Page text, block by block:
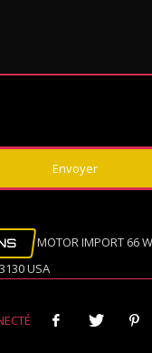
MOTOR IMPORT 66
USA